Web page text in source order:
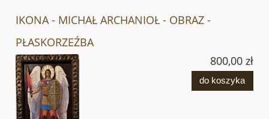
IKONA - MICHAŁ ARCHANIOŁ - OBRAZ -
PŁASKORZEŹBA
800,00 zł
do koszyka